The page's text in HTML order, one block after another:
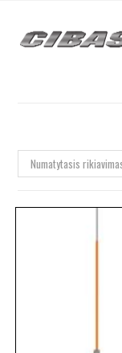
Numatytasis